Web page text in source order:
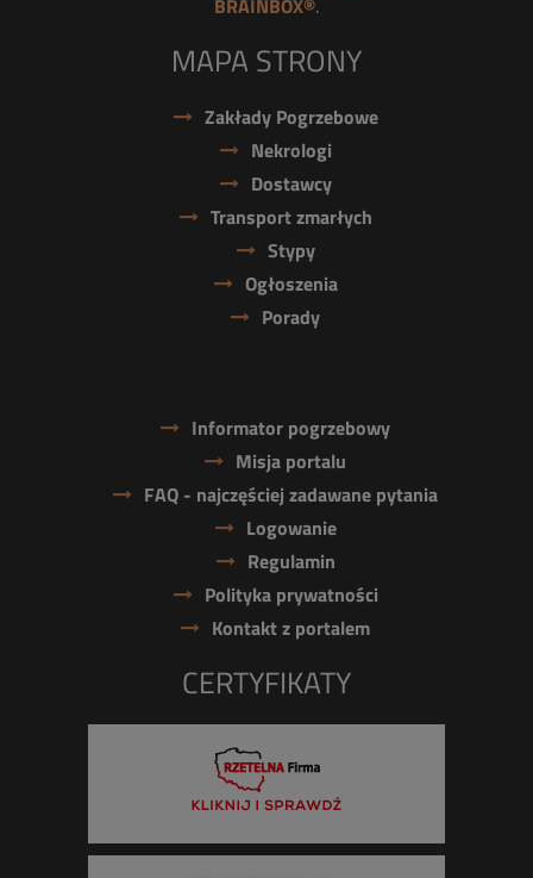
BRAINBOX®.
MAPA STRONY
Zakłady Pogrzebowe
Nekrologi
Dostawcy
Transport zmarłych
Stypy
Ogłoszenia
Porady
Informator pogrzebowy
Misja portalu
FAQ - najczęściej zadawane pytania
Logowanie
Regulamin
Polityka prywatności
Kontakt z portalem
CERTYFIKATY